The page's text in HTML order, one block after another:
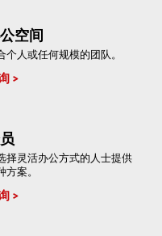
空间
个人或任何规模的团队。
择灵活办公方式的人士提供
方案。